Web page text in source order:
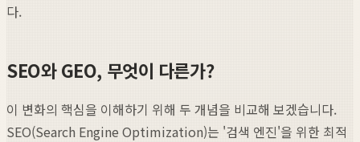
다.
SEO와 GEO, 무엇이 다른가?
이 변화의 핵심을 이해하기 위해 두 개념을 비교해 보겠습니다.
SEO(Search Engine Optimization)는 '검색 엔진'을 위한 최적